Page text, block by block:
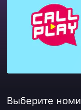
Выберите